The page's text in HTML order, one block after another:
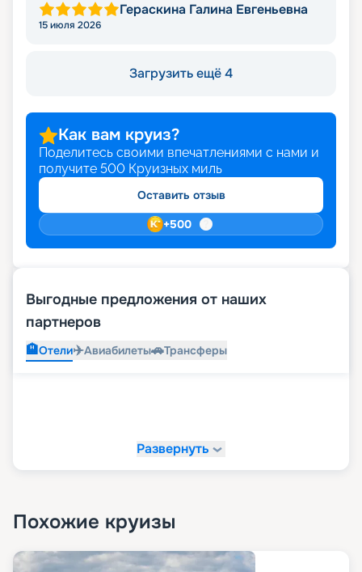
Гераскина Галина Евгеньевна
15 июля 2026
Загрузить ещё 4
Как вам круиз?
Поделитесь своими впечатлениями с нами и
получите 500 Круизных миль
Оставить отзыв
+500
Выгодные предложения от наших
партнеров
🏨Отели✈️Авиабилеты🚗Трансферы
Развернуть
Похожие круизы